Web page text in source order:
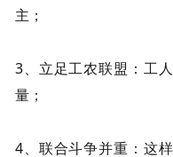
主；
3、立足工农联盟：工
量；
4、联合斗争并重：这